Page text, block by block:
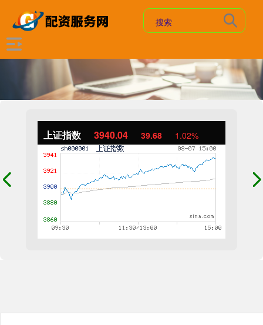
上证指数 3940.04 39.68 1.02%